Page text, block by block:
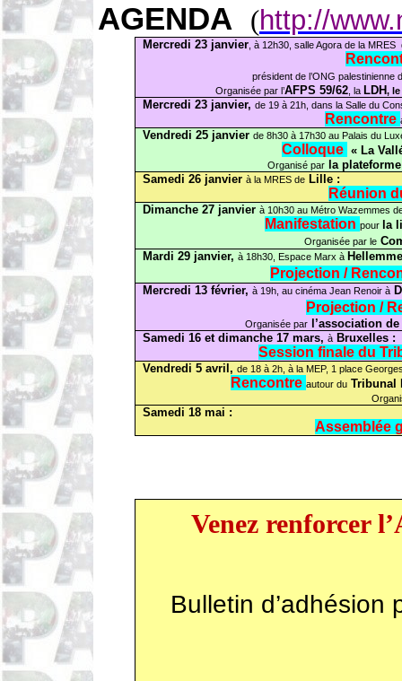
AGENDA (http://
Mercredi 23 janvier , à 12h30, salle Agora de la MRES
président de l’ONG palestinienne
Organisée par l’AFPS 59/62 , la LDH, le
Mercredi 23 janvier, de 19 à 21h, dans la Salle du
Rencontre
Vendredi 25 janvier de 8h30 à 17h30 au Palais du
Colloque « La
Organisé par
la
Samedi 26 janvier à la MRES de Lille :
Réunion
Dimanche 27 janvier à 10h30 au Métro Wazemmes
Manifestation pour la
Organisée par le
Mardi 29 janvier, à 18h30, Espace Marx à
Projection /
Mercredi 13 février, à 19h, au cinéma Jean Renoir à
Projection /
Organisée par
l’association
Samedi 16 et dimanche 17 mars, à Bruxelles :
Session finale du
Vendredi 5 avril, de 18 à 2h, à la MEP, 1 place
Rencontre autour duTribunal
Samedi 18 mai :
Assemblée
Venez renforcer
Bulletin d’adhésion